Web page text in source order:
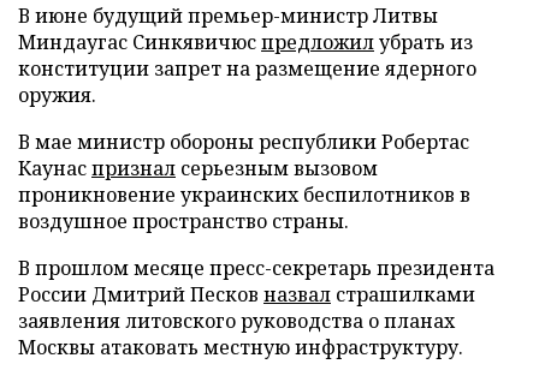
В июне будущий премьер-министр Литвы
Миндаугас Синкявичюспредложилубрать из
конституции запрет на размещение ядерного
оружия.
В мае министр обороны республики Робертас
Каунаспризнал серьезным вызовом
проникновение украинских беспилотников в
воздушное пространство страны.
В прошлом месяце пресс-секретарь президента
России Дмитрий Песков назвал страшилками
заявления литовского руководства о планах
Москвы атаковать местную инфраструктуру.